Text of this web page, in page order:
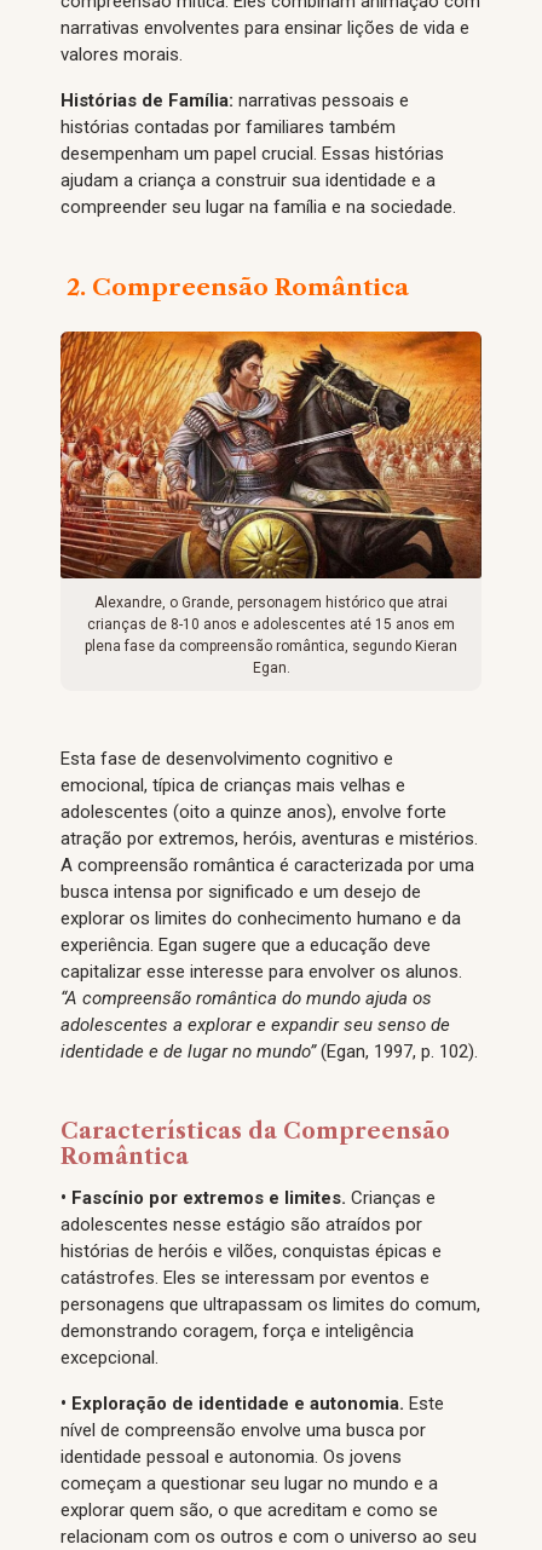
narrativas envolventes para ensinar lições de vida e
valores morais.
Histórias de Família: narrativas pessoais e
histórias contadas por familiares também
desempenham um papel crucial. Essas histórias
ajudam a criança a construir sua identidade e a
compreender seu lugar na família e na sociedade.
2. Compreensão Romântica
Alexandre, o Grande, personagem histórico que atrai
crianças de 8-10 anos e adolescentes até 15 anos em
plena fase da compreensão romântica, segundo Kieran
Egan.
Esta fase de desenvolvimento cognitivo e
emocional, típica de crianças mais velhas e
adolescentes (oito a quinze anos), envolve forte
atração por extremos, heróis, aventuras e mistérios.
A compreensão romântica é caracterizada por uma
busca intensa por significado e um desejo de
explorar os limites do conhecimento humano e da
experiência. Egan sugere que a educação deve
capitalizar esse interesse para envolver os alunos.
“A compreensão romântica do mundo ajuda os
adolescentes a explorar e expandir seu senso de
identidade e de lugar no mundo”(Egan, 1997, p. 102).
Características da Compreensão
Romântica
• Fascínio por extremos e limites. Crianças e
adolescentes nesse estágio são atraídos por
histórias de heróis e vilões, conquistas épicas e
catástrofes. Eles se interessam por eventos e
personagens que ultrapassam os limites do comum,
demonstrando coragem, força e inteligência
excepcional.
• Exploração de identidade e autonomia. Este
nível de compreensão envolve uma busca por
identidade pessoal e autonomia. Os jovens
começam a questionar seu lugar no mundo e a
explorar quem são, o que acreditam e como se
relacionam com os outros e com o universo ao seu